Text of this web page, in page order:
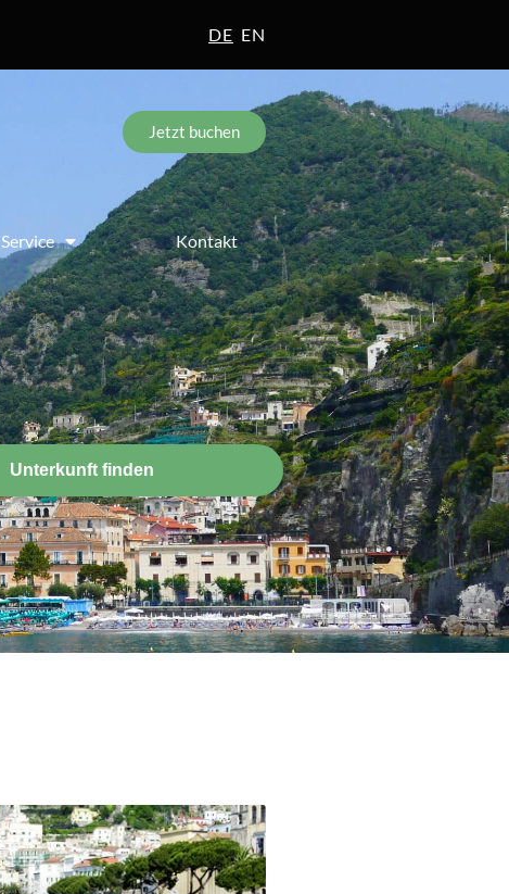
DE EN
Jetzt buchen
Service Kontakt
Unterkunft finden